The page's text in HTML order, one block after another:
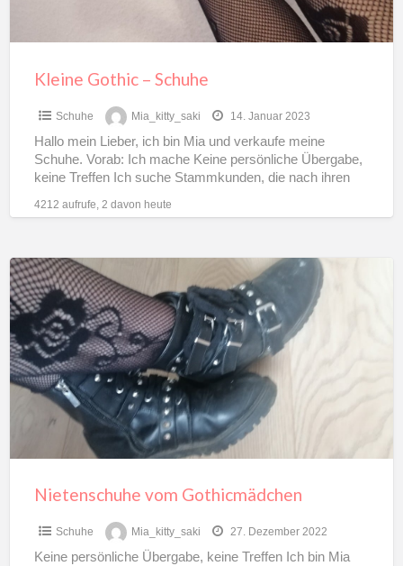
Kleine Gothic – Schuhe
Schuhe Mia_kitty_saki 14. Januar 2023
Hallo mein Lieber, ich bin Mia und verkaufe meine
Schuhe. Vorab: Ich mache Keine persönliche Übergabe,
keine Treffen Ich suche Stammkunden, die nach ihren
4212 aufrufe, 2 davon heute
Nietenschuhe
vom
Gothicmädchen
Nietenschuhe vom Gothicmädchen
Schuhe Mia_kitty_saki 27. Dezember 2022
Keine persönliche Übergabe, keine Treffen Ich bin Mia